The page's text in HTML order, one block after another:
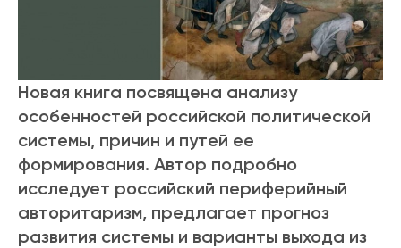
Новая книга посвящена анализу
особенностей российской политической
системы, причин и путей ее
формирования. Автор подробно
исследует российский периферийный
авторитаризм, предлагает прогноз
развития системы и варианты выхода из